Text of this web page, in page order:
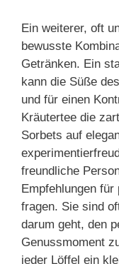
Ein weiterer, oft
bewusste
Getränken. Ein
kann die Süße
und für einen
Kräutertee die
Sorbets auf
freundliche
Empfehlungen
fragen. Sie sind
darum geht, den
Genussmoment
jeder Löffel ein